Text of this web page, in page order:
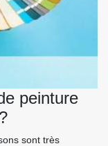
peinture
sont très